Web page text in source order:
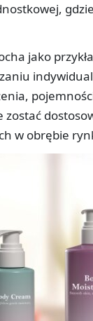
jako
w obrębie